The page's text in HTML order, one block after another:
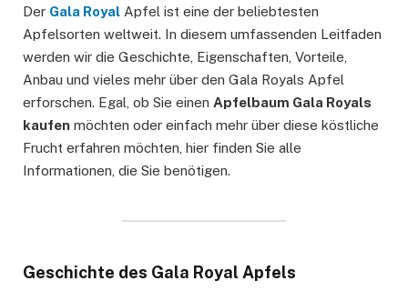
Der Gala Royal Apfel ist eine der beliebtesten
Apfelsorten weltweit. In diesem umfassenden Leitfaden
werden wir die Geschichte, Eigenschaften, Vorteile,
Anbau und vieles mehr über den Gala Royals Apfel
erforschen. Egal, ob Sie einen Apfelbaum Gala Royals
kaufen möchten oder einfach mehr über diese köstliche
Frucht erfahren möchten, hier finden Sie alle
Informationen, die Sie benötigen.
Geschichte des Gala Royal Apfels